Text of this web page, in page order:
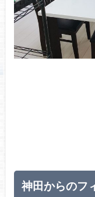
神田からのフ